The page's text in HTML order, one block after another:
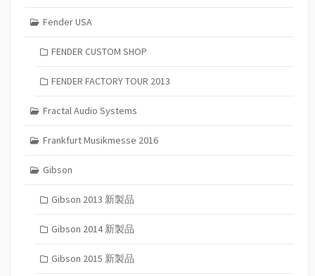
Fender USA
FENDER CUSTOM SHOP
FENDER FACTORY TOUR 2013
Fractal Audio Systems
Frankfurt Musikmesse 2016
Gibson
Gibson 2013 新製品
Gibson 2014 新製品
Gibson 2015 新製品